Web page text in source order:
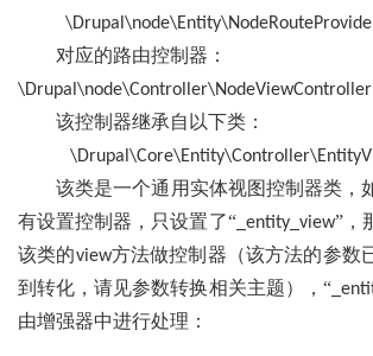
对应的路由控制器：
该控制器继承自以下类：
该类是一个通用实体视图控制器类，
有设置控制器，只设置了“ _entity_view”，
该类的view方法做控制器（该方法的参数
到转化，请见参数转换相关主题），“
由增强器中进行处理：